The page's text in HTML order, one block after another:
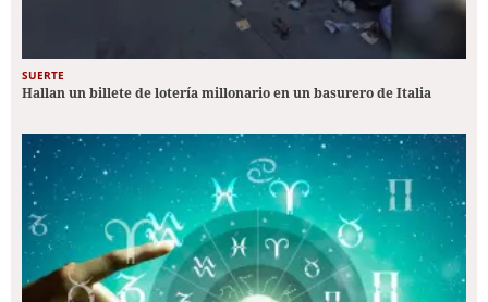
SUERTE
Hallan un billete de lotería millonario en un basurero de Italia